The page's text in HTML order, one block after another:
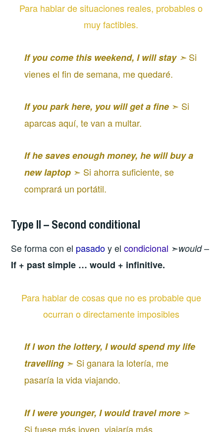
Para hablar de situaciones reales, probables o
muy factibles.
If you come this weekend, I will stay ➣ Si
vienes el fin de semana, me quedaré.
If you park here, you will get a fine ➣ Si
aparcas aquí, te van a multar.
If he saves enough money, he will buy a
new laptop ➣ Si ahorra suficiente, se
comprará un portátil.
Type II – Second conditional
Se forma con el pasadoy elcondicional ➣would–
If + past simple … would + infinitive.
Para hablar de cosas que no es probable que
ocurran o directamente imposibles
If I won the lottery, I would spend my life
travelling ➣ Si ganara la lotería, me
pasaría la vida viajando.
If I were younger, I would travel more ➣
Si fuese más joven, viajaría más.